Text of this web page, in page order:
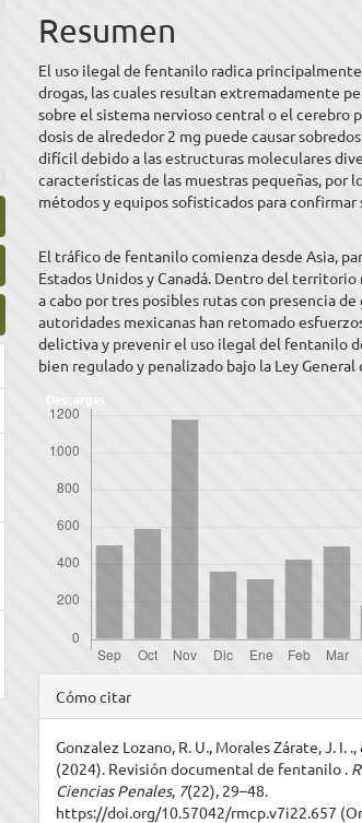
Resumen
El uso ilegal de fentanilo radica
drogas, las cuales resultan extremadamente
sobre el sistema nervioso central o el cerebro
dosis de alrededor 2 mg puede causar
difícil debido a las estructuras moleculares
características de las muestras pequeñas, por
métodos y equipos sofisticados para
El tráfico de fentanilo comienza desde Asia,
Estados Unidos y Canadá. Dentro del
a cabo por tres posibles rutas con presencia
autoridades mexicanas han retomado
delictiva y prevenir el uso ilegal del fentanilo
bien regulado y penalizado bajo la Ley General
Descargas
Detalles
del
artículo
Cómo citar
Gonzalez Lozano, R. U., Morales Zárate, J. I.
(2024). Revisión documental de fentanilo .
Ciencias Penales, 7(22), 29–48.
https://doi.org/10.57042/rmcp.v7i22.657